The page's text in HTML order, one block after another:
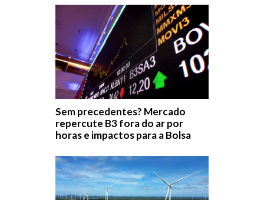
Sem precedentes? Mercado
repercute B3 fora do ar por
horas e impactos para a Bolsa